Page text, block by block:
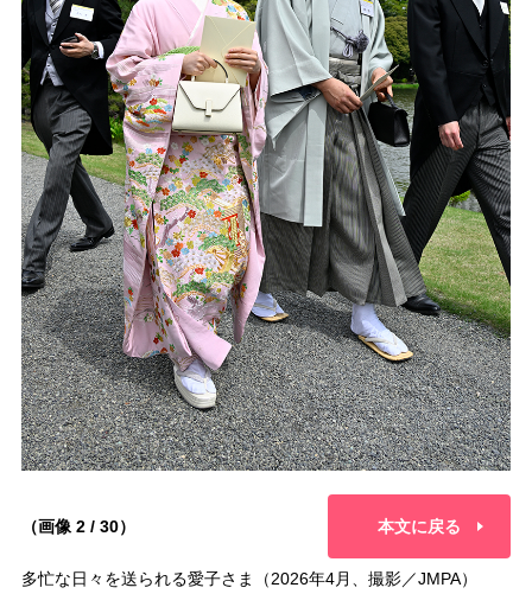
（画像 2 / 30） 本文に戻る
多忙な日々を送られる愛子さま（2026年4月、撮影／JMPA）